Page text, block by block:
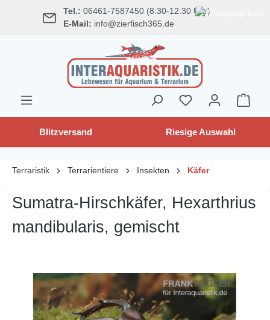
springen Tel.: 06461-7587450 (8:30-12:30 Uhr)
E-Mail: info@zierfisch365.de
Blitzversand Riesige Auswahl
Terraristik Terrarientiere Insekten Käfer
Sumatra-Hirschkäfer, Hexarthrius
mandibularis, gemischt
Bildergalerie überspringen